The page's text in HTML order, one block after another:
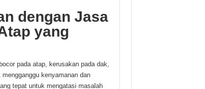
dengan Jasa
yang
pada atap, kerusakan pada dak,
kenyamanan dan
tepat untuk mengatasi masalah